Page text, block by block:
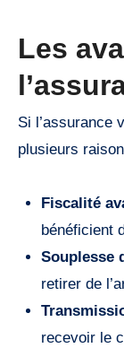
Les
Si l’assurance
plusieurs
Fiscalité
bénéficient
Souplesse
retirer de
recevoir le